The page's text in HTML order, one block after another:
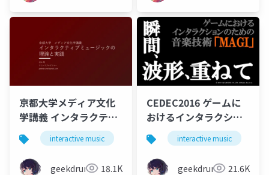
京都大学メディア文化
学講義 インタラクティ
ブミュージックの理論
と実践
interactive music game music
geekdrums 18.1K
CEDEC2016 ゲームに
おけるインタラクショ
ンのための音楽技術
MAGI 瞬間、波形、重
ねて
interactive music
geekdrums 21.6K